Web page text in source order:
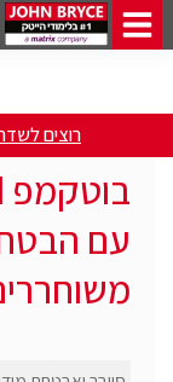
רוצים
עם